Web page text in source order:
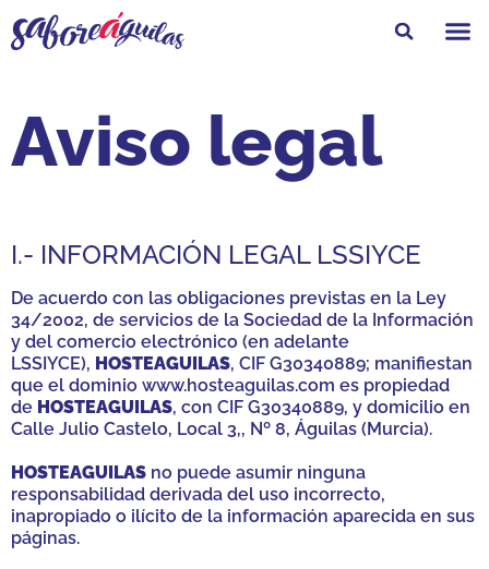
Aviso legal
I.- INFORMACIÓN LEGAL LSSIYCE
De acuerdo con las obligaciones previstas en la Ley
34/2002, de servicios de la Sociedad de la Información
y del comercio electrónico (en adelante
LSSIYCE), HOSTEAGUILAS, CIF G30340889; manifiestan
que el dominio www.hosteaguilas.com es propiedad
de HOSTEAGUILAS, con CIF G30340889, y domicilio en
Calle Julio Castelo, Local 3,, Nº 8, Águilas (Murcia).
HOSTEAGUILAS no puede asumir ninguna
responsabilidad derivada del uso incorrecto,
inapropiado o ilícito de la información aparecida en sus
páginas.